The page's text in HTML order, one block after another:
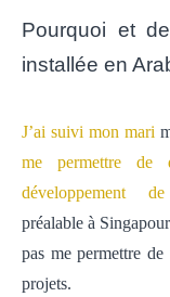
Pourquoi et
installée en
J’ai suivi mon mari
me permettre de
développement
préalable à
pas me permettre
projets.